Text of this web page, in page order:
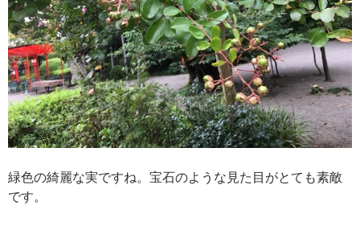
緑色の綺麗な実ですね。宝石のような見た目がとても素敵
です。